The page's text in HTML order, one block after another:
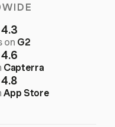
4.3
on G2
4.6
Capterra
4.8
App Store